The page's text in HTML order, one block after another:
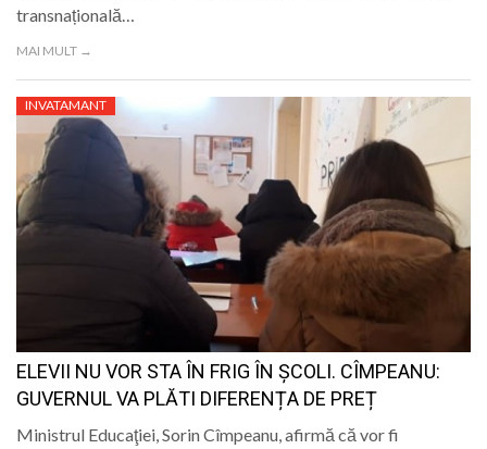
transnațională…
MAI MULT →
INVATAMANT
ELEVII NU VOR STA ÎN FRIG ÎN ȘCOLI. CÎMPEANU:
GUVERNUL VA PLĂTI DIFERENȚA DE PREȚ
Ministrul Educaţiei, Sorin Cîmpeanu, afirmă că vor fi